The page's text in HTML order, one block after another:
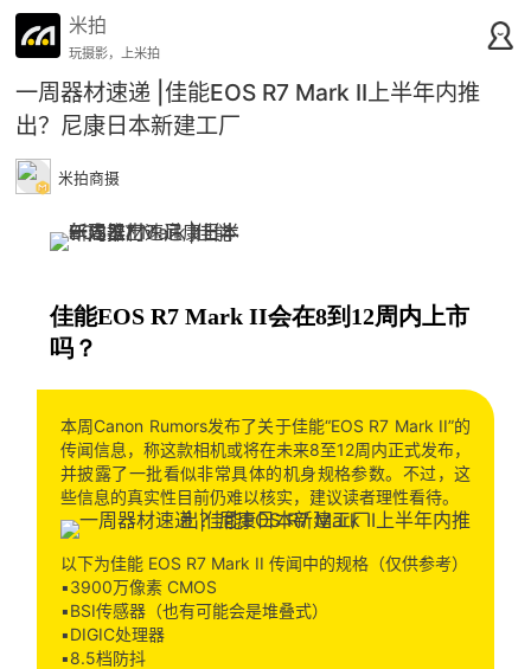
米拍
玩摄影，上米拍
一周器材速递 |佳能EOS R7 Mark II上半年内推
出？尼康日本新建工厂
米拍商摄
佳能EOS R7 Mark II会在8到12周内上市
吗？
本周Canon Rumors发布了关于佳能“EOS R7 Mark II”的
传闻信息，称这款相机或将在未来8至12周内正式发布，
并披露了一批看似非常具体的机身规格参数。不过，这
些信息的真实性目前仍难以核实，建议读者理性看待。
以下为佳能 EOS R7 Mark II 传闻中的规格（仅供参考）
▪️3900万像素 CMOS
▪️BSI传感器（也有可能会是堆叠式）
▪️DIGIC处理器
▪️8.5档防抖